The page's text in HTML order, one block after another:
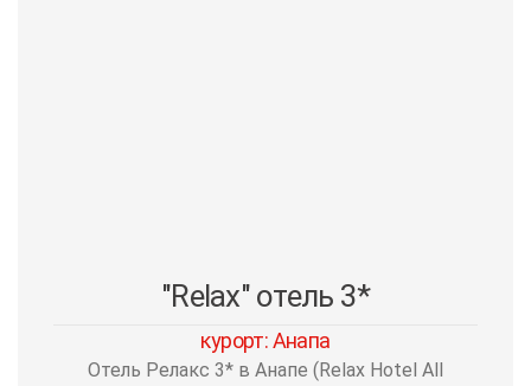
"Relax" отель 3*
курорт: Анапа
Отель Релакс 3* в Анапе (Relax Hotel All